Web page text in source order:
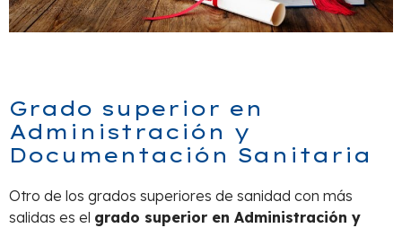
Grado superior en
Administración y
Documentación Sanitaria
Otro de los grados superiores de sanidad con más
salidas es el grado superior en Administración y